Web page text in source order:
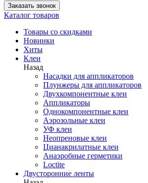
Каталог товаров
Товары со скидками
Новинки
Хиты
Клеи
Назад
Насадки для аппликаторов
Плунжеры для аппликаторов
Двухкомпонентные клеи
Аппликаторы
Однокомпонентные клеи
Аэрозольные клеи
УФ клеи
Неопреновые клеи
Цианакрилатные клеи
Анаэробные герметики
Loctite
Двусторонние ленты